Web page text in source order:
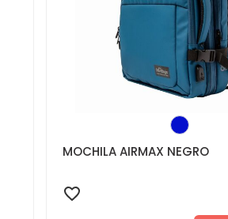
MOCHILA AIRMAX NEGRO